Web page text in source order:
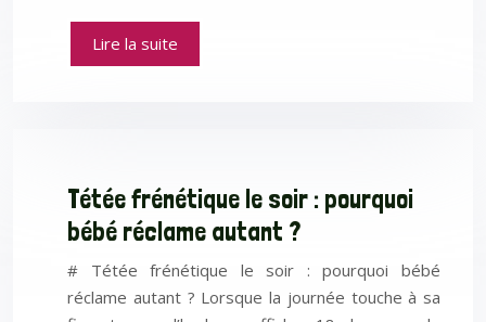
Lire la suite
Tétée frénétique le soir : pourquoi
bébé réclame autant ?
# Tétée frénétique le soir : pourquoi bébé
réclame autant ? Lorsque la journée touche à sa